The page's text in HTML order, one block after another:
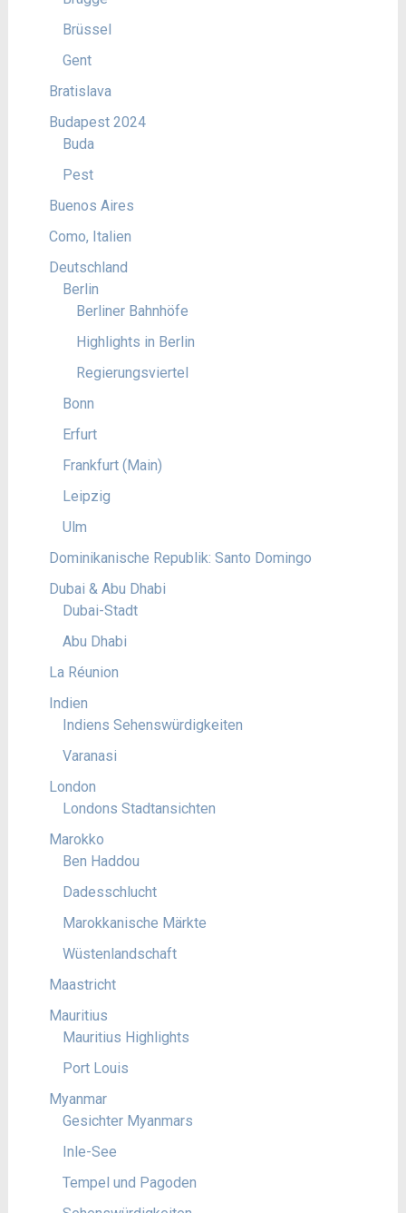
Brüssel
Gent
Bratislava
Budapest 2024
Buda
Pest
Buenos Aires
Como, Italien
Deutschland
Berlin
Berliner Bahnhöfe
Highlights in Berlin
Regierungsviertel
Bonn
Erfurt
Frankfurt (Main)
Leipzig
Ulm
Dominikanische Republik: Santo Domingo
Dubai & Abu Dhabi
Dubai-Stadt
Abu Dhabi
La Réunion
Indien
Indiens Sehenswürdigkeiten
Varanasi
London
Londons Stadtansichten
Marokko
Ben Haddou
Dadesschlucht
Marokkanische Märkte
Wüstenlandschaft
Maastricht
Mauritius
Mauritius Highlights
Port Louis
Myanmar
Gesichter Myanmars
Inle-See
Tempel und Pagoden